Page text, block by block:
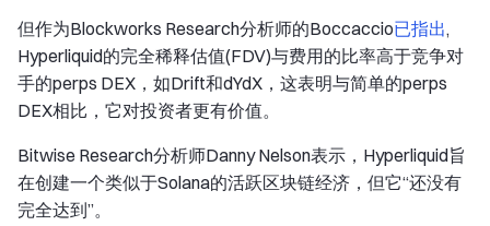
但作为Blockworks Research分析师的Boccaccio已指出,
Hyperliquid的完全稀释估值(FDV)与费用的比率高于竞争对
手的perps DEX，如Drift和dYdX，这表明与简单的perps
DEX相比，它对投资者更有价值。
Bitwise Research分析师Danny Nelson表示，Hyperliquid旨
在创建一个类似于Solana的活跃区块链经济，但它“还没有
完全达到”。